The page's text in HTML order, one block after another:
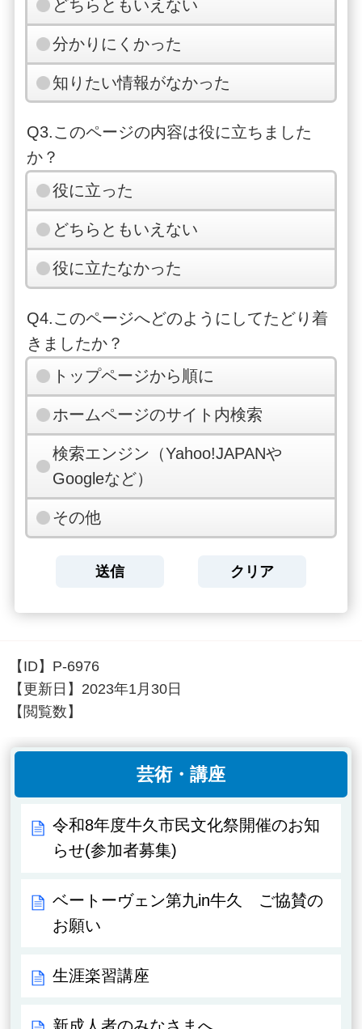
どちらともいえない
分かりにくかった
知りたい情報がなかった
Q3.このページの内容は役に立ちました
か？
役に立った
どちらともいえない
役に立たなかった
Q4.このページへどのようにしてたどり着
きましたか？
トップページから順に
ホームページのサイト内検索
検索エンジン（Yahoo!JAPANや
Googleなど）
その他
【ID】 P-6976
【更新日】 2023年1月30日
【閲覧数】
芸術・講座
令和8年度牛久市民文化祭開催のお知
らせ(参加者募集)
ベートーヴェン第九in牛久 ご協賛の
お願い
生涯楽習講座